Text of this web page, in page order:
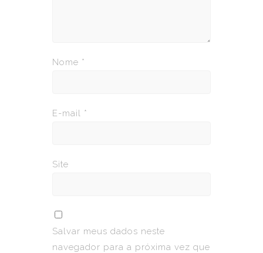
Nome *
E-mail *
Site
Salvar meus dados neste
navegador para a próxima vez que